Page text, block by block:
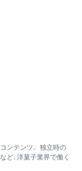
ンテンツ。 独立時の
ど、洋菓子業界で働く